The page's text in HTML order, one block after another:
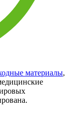
материалы,